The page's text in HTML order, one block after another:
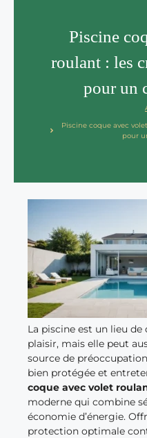
Piscine
roulant : les
pour un
Piscine coque avec
pour
La piscine est un lieu de
plaisir, mais elle peut
source de
bien protégée et
coque avec volet
moderne qui combine
économie d’énergie.
protection optimale